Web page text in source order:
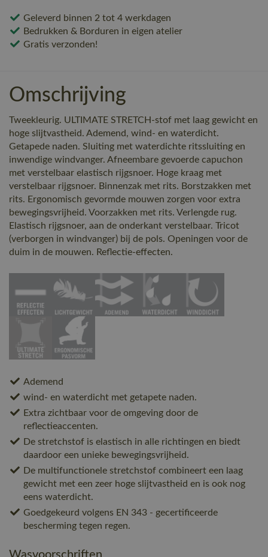
Geleverd binnen 2 tot 4 werkdagen
Bedrukken & Borduren in eigen atelier
Gratis verzonden!
Omschrijving
Tweekleurig. ULTIMATE STRETCH-stof met laag gewicht en
hoge slijtvastheid. Ademend, wind- en waterdicht.
Getapede naden. Sluiting met waterdichte ritssluiting en
inwendige windvanger. Afneembare gevoerde capuchon
met verstelbaar elastisch rijgsnoer. Hoge kraag met
verstelbaar rijgsnoer. Binnenzak met rits. Borstzakken met
rits. Ergonomisch gevormde mouwen zorgen voor extra
bewegingsvrijheid. Voorzakken met rits. Verlengde rug.
Elastisch rijgsnoer, aan de onderkant verstelbaar. Tricot
(verborgen in windvanger) bij de pols. Openingen voor de
duim in de mouwen. Reflectie-effecten.
Ademend
wind- en waterdicht met getapete naden.
Extra zichtbaar voor de omgeving door de
reflectieaccenten.
De stretchstof is elastisch in alle richtingen en biedt
daardoor een unieke bewegingsvrijheid.
De multifunctionele stretchstof combineert een laag
gewicht met een zeer hoge slijtvastheid en is ook nog
eens waterdicht.
Goedgekeurd volgens EN 343 - gecertificeerde
bescherming tegen regen.
Wasvoorschriften